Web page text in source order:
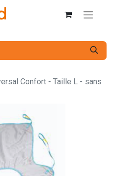
Confort - Taille L - sans